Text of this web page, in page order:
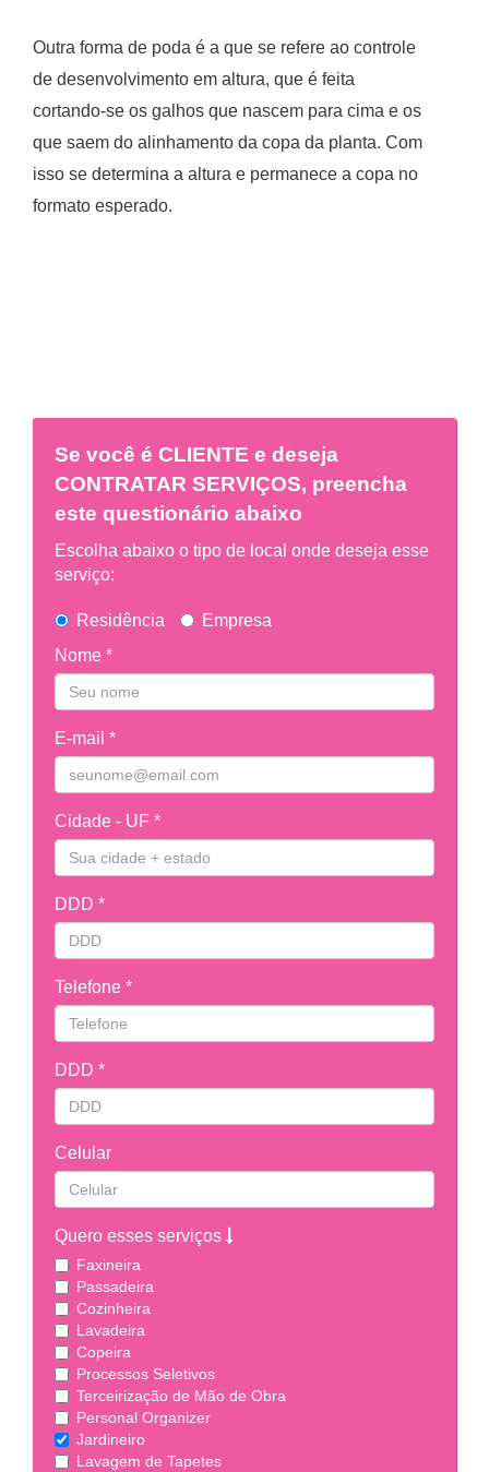
Outra forma de poda é a que se refere ao controle
de desenvolvimento em altura, que é feita
cortando-se os galhos que nascem para cima e os
que saem do alinhamento da copa da planta. Com
isso se determina a altura e permanece a copa no
formato esperado.
Se você é CLIENTE e deseja
CONTRATAR SERVIÇOS, preencha
este questionário abaixo
Escolha abaixo o tipo de local onde deseja esse
serviço:
Residência
Empresa
Nome *
E-mail *
Cidade - UF *
DDD *
Telefone *
DDD *
Celular
Quero esses serviços
Faxineira
Passadeira
Cozinheira
Lavadeira
Copeira
Processos Seletivos
Terceirização de Mão de Obra
Personal Organizer
Jardineiro
Lavagem de Tapetes